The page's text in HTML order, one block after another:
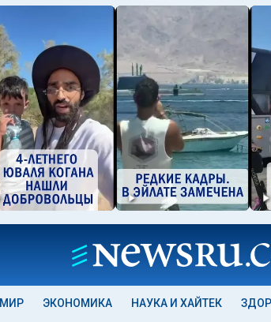
МИР ЭКОНОМИКА НАУКА И ХАЙТЕК